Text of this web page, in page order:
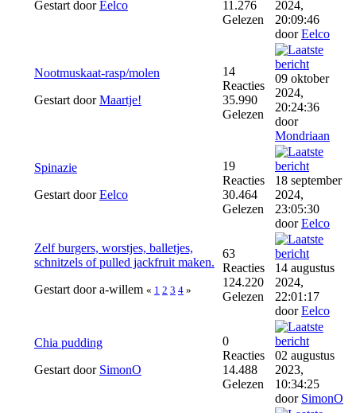
Gestart doorEelco
11.276
Gelezen
2024,
20:09:46
doorEelco
Nootmuskaat-rasp/molen
Gestart doorMaartje!
14
Reacties
35.990
Gelezen
09 oktober
2024,
20:24:36
door
Mondriaan
Spinazie
Gestart doorEelco
19
Reacties
30.464
Gelezen
18 september
2024,
23:05:30
doorEelco
Zelf burgers, worstjes, balletjes,
schnitzels of pulled jackfruit maken.
Gestart door a-willem « 1 2 3 4 »
63
Reacties
124.220
Gelezen
14 augustus
2024,
22:01:17
doorEelco
Chia pudding
Gestart door SimonO
0
Reacties
14.488
Gelezen
02 augustus
2023,
10:34:25
door SimonO